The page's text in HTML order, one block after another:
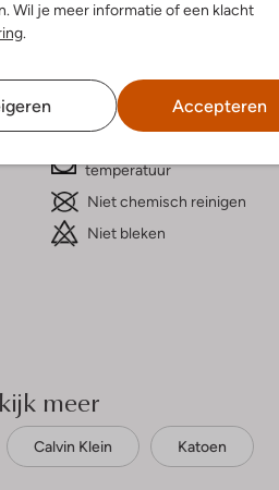
Wil je meer informatie of een klacht
.
Accepteren
Beperkt wassen op 30 °C
Strijken op maximaal 110 °C
temperatuur
Niet chemisch reinigen
Niet bleken
meer
Calvin Klein Katoen